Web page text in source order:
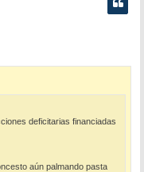
deficitarias financiadas
aún palmando pasta